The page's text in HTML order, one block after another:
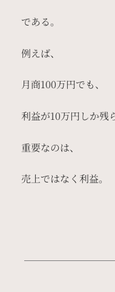
である。
例えば、
月商100万円でも、
利益が10万円しか残
重要なのは、
売上ではなく利益。